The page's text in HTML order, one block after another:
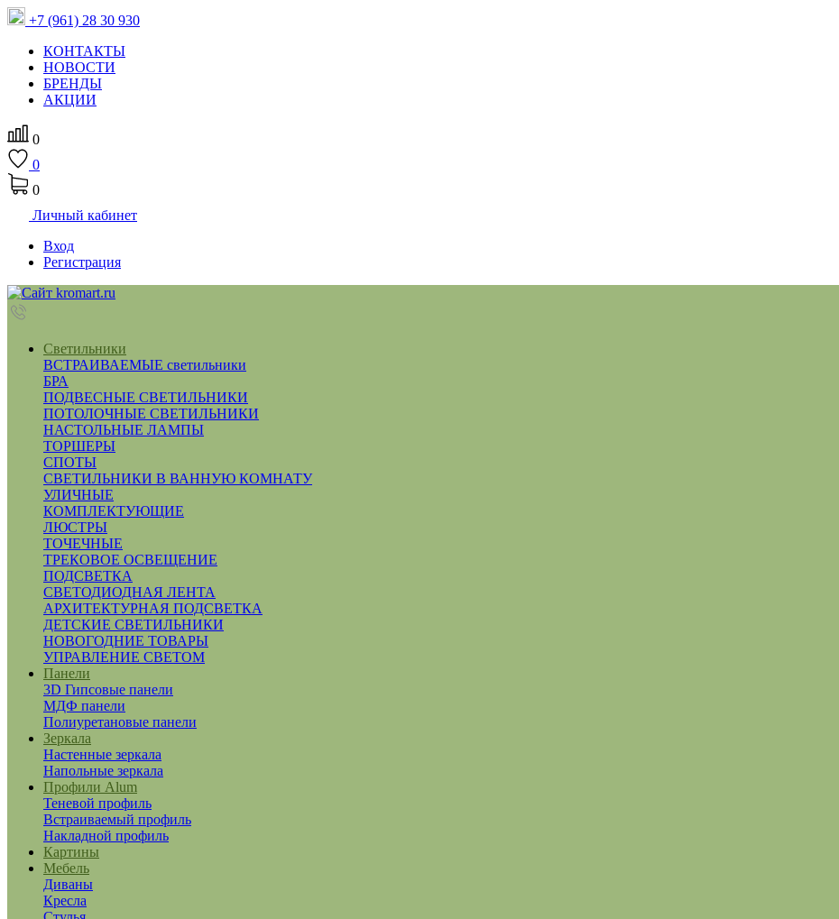
+7 (961) 28 30 930
КОНТАКТЫ
НОВОСТИ
БРЕНДЫ
АКЦИИ
0
0
0
Личный кабинет
Вход
Регистрация
Светильники
ВСТРАИВАЕМЫЕ светильники
БРА
ПОДВЕСНЫЕ СВЕТИЛЬНИКИ
ПОТОЛОЧНЫЕ СВЕТИЛЬНИКИ
НАСТОЛЬНЫЕ ЛАМПЫ
ТОРШЕРЫ
СПОТЫ
СВЕТИЛЬНИКИ В ВАННУЮ КОМНАТУ
УЛИЧНЫЕ
КОМПЛЕКТУЮЩИЕ
ЛЮСТРЫ
ТОЧЕЧНЫЕ
ТРЕКОВОЕ ОСВЕЩЕНИЕ
ПОДСВЕТКА
СВЕТОДИОДНАЯ ЛЕНТА
АРХИТЕКТУРНАЯ ПОДСВЕТКА
ДЕТСКИЕ СВЕТИЛЬНИКИ
НОВОГОДНИЕ ТОВАРЫ
УПРАВЛЕНИЕ СВЕТОМ
Панели
3D Гипсовые панели
МДФ панели
Полиуретановые панели
Зеркала
Настенные зеркала
Напольные зеркала
Профили Alum
Теневой профиль
Встраиваемый профиль
Накладной профиль
Картины
Мебель
Диваны
Кресла